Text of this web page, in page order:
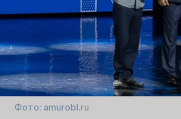
Фото: amurobl.ru